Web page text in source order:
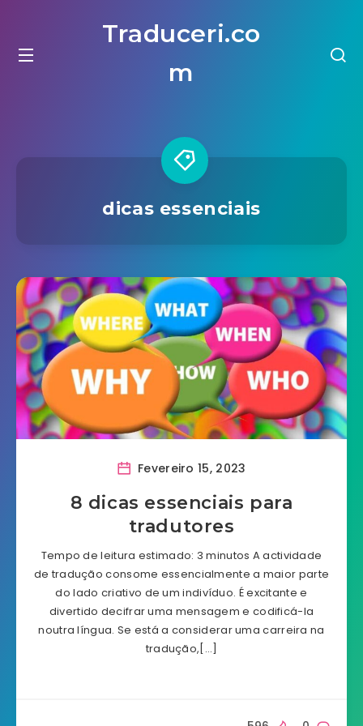
Traduceri.co
m
dicas essenciais
Fevereiro 15, 2023
8 dicas essenciais para
tradutores
Tempo de leitura estimado: 3 minutos A actividade
de tradução consome essencialmente a maior parte
do lado criativo de um indivíduo. É excitante e
divertido decifrar uma mensagem e codificá-la
noutra língua. Se está a considerar uma carreira na
tradução,[…]